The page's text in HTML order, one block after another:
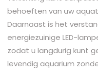
behoeften van uw
Daarnaast is het
energiezuinige LED-
zodat u langdurig kunt
levendig aquarium